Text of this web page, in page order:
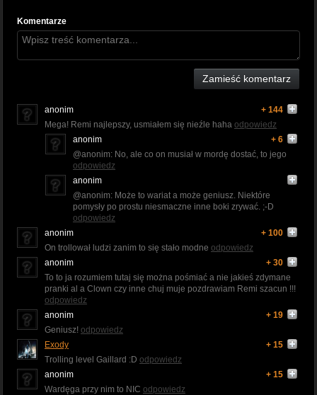
Komentarze
Zamieść komentarz
anonim
+ 144
Mega! Remi najlepszy, usmiałem się nieźle haha odpowiedz
anonim
+ 6
@anonim: No, ale co on musiał w mordę dostać, to jego
odpowiedz
anonim
@anonim: Może to wariat a może geniusz. Niektóre
pomysły po prostu niesmaczne inne boki zrywać. ;-D
odpowiedz
anonim
+ 100
On trollował ludzi zanim to się stało modne odpowiedz
anonim
+ 30
To to ja rozumiem tutaj się można pośmiać a nie jakieś zdymane
pranki al a Clown czy inne chuj muje pozdrawiam Remi szacun !!!
odpowiedz
anonim
+ 19
Geniusz! odpowiedz
Exody
+ 15
Trolling level Gaillard :D odpowiedz
anonim
+ 15
Wardęga przy nim to NIC odpowiedz